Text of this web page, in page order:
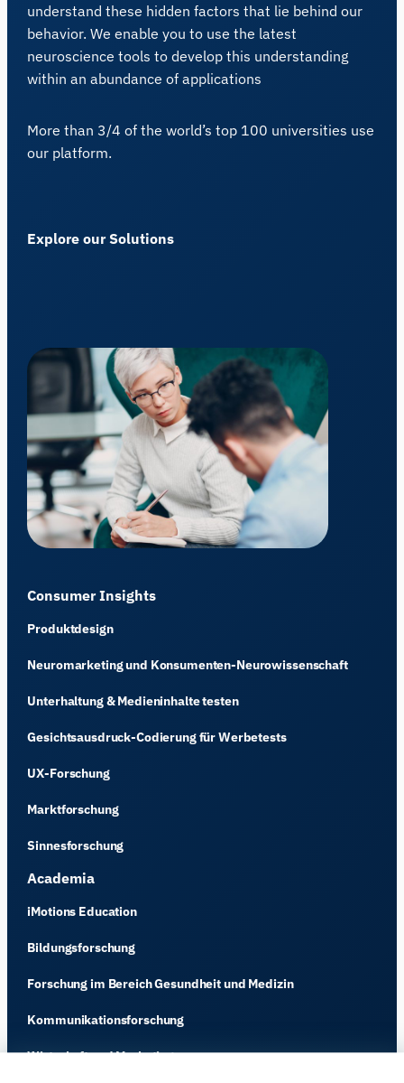
understand these hidden factors that lie behind our
behavior. We enable you to use the latest
neuroscience tools to develop this understanding
within an abundance of applications
More than 3/4 of the world’s top 100 universities use
our platform.
Explore our Solutions
Consumer Insights
Produktdesign
Neuromarketing und Konsumenten-Neurowissenschaft
Unterhaltung & Medieninhalte testen
Gesichtsausdruck-Codierung für Werbetests
UX-Forschung
Marktforschung
Sinnesforschung
Academia
iMotions Education
Bildungsforschung
Forschung im Bereich Gesundheit und Medizin
Kommunikationsforschung
Wirtschaft und Marketing